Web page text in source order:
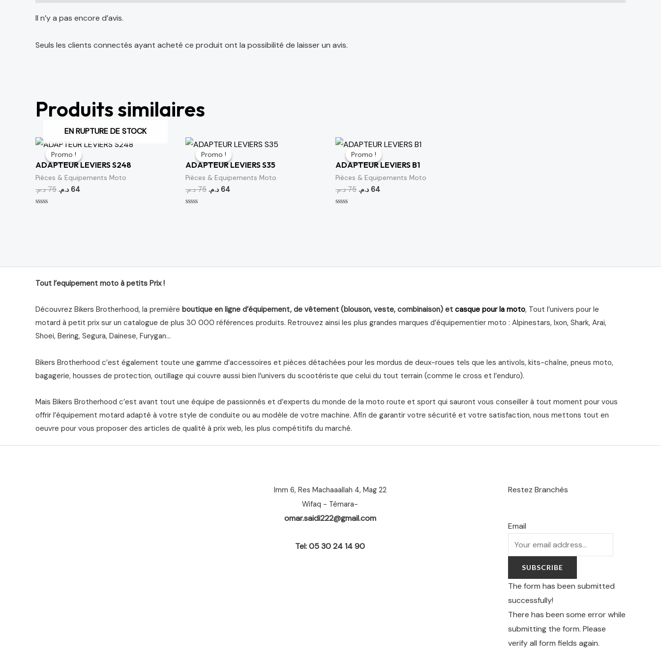
Il n’y a pas encore d’avis.
Seuls les clients connectés ayant acheté ce produit ont la possibilité de laisser un avis.
Produits similaires
Promo !
EN RUPTURE DE STOCK
Promo !
ADAPTEUR LEVIERS S248
Pièces & Equipements Moto
75 د.م.
Le
prix
initial
était :
75 د.م..
64 د.م.
Le
prix
actuel
est :
64 د.م..
Promo !
Promo !
ADAPTEUR LEVIERS S35
Pièces & Equipements Moto
75 د.م.
Le
prix
initial
était :
75 د.م..
64 د.م.
Le
prix
actuel
est :
64 د.م..
Promo !
Promo !
ADAPTEUR LEVIERS B1
Pièces & Equipements Moto
75 د.م.
Le
prix
initial
était :
75 د.م..
64 د.م.
Le
prix
actuel
est :
64 د.م..
Tout l’equipement moto à petits Prix !
Découvrez Bikers Brotherhood, la première boutique en ligne d’équipement, de vêtement (blouson, veste, combinaison) et casque pour la moto, Tout l’univers pour le
motard à petit prix sur un catalogue de plus 30 000 références produits. Retrouvez ainsi les plus grandes marques d’équipementier moto : Alpinestars, Ixon, Shark, Arai,
Shoei, Bering, Segura, Dainese, Furygan…
Bikers Brotherhood c’est également toute une gamme d’accessoires et pièces détachées pour les mordus de deux-roues tels que les antivols, kits-chaîne, pneus moto,
bagagerie, housses de protection, outillage qui couvre aussi bien l’univers du scootériste que celui du tout terrain (comme le cross et l’enduro).
Mais Bikers Brotherhood c’est avant tout une équipe de passionnés et d’experts du monde de la moto route et sport qui sauront vous conseiller à tout moment pour vous
offrir l’équipement motard adapté à votre style de conduite ou au modèle de votre machine. Afin de garantir votre sécurité et votre satisfaction, nous mettons tout en
oeuvre pour vous proposer des articles de qualité à prix web, les plus compétitifs du marché.
Imm 6, Res Machaaallah 4, Mag 22
Wifaq - Témara-
omar.saidi222@gmail.com
Tel: 05 30 24 14 90
Restez Branchés
Email
SUBSCRIBE
The form has been submitted
successfully!
There has been some error while
submitting the form. Please
verify all form fields again.